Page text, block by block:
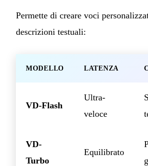
Permette di creare voci
descrizioni testuali:
MODELLO LATENZA
VD-Flash
Ultra-
veloce
VD-
Turbo
Equilibrato